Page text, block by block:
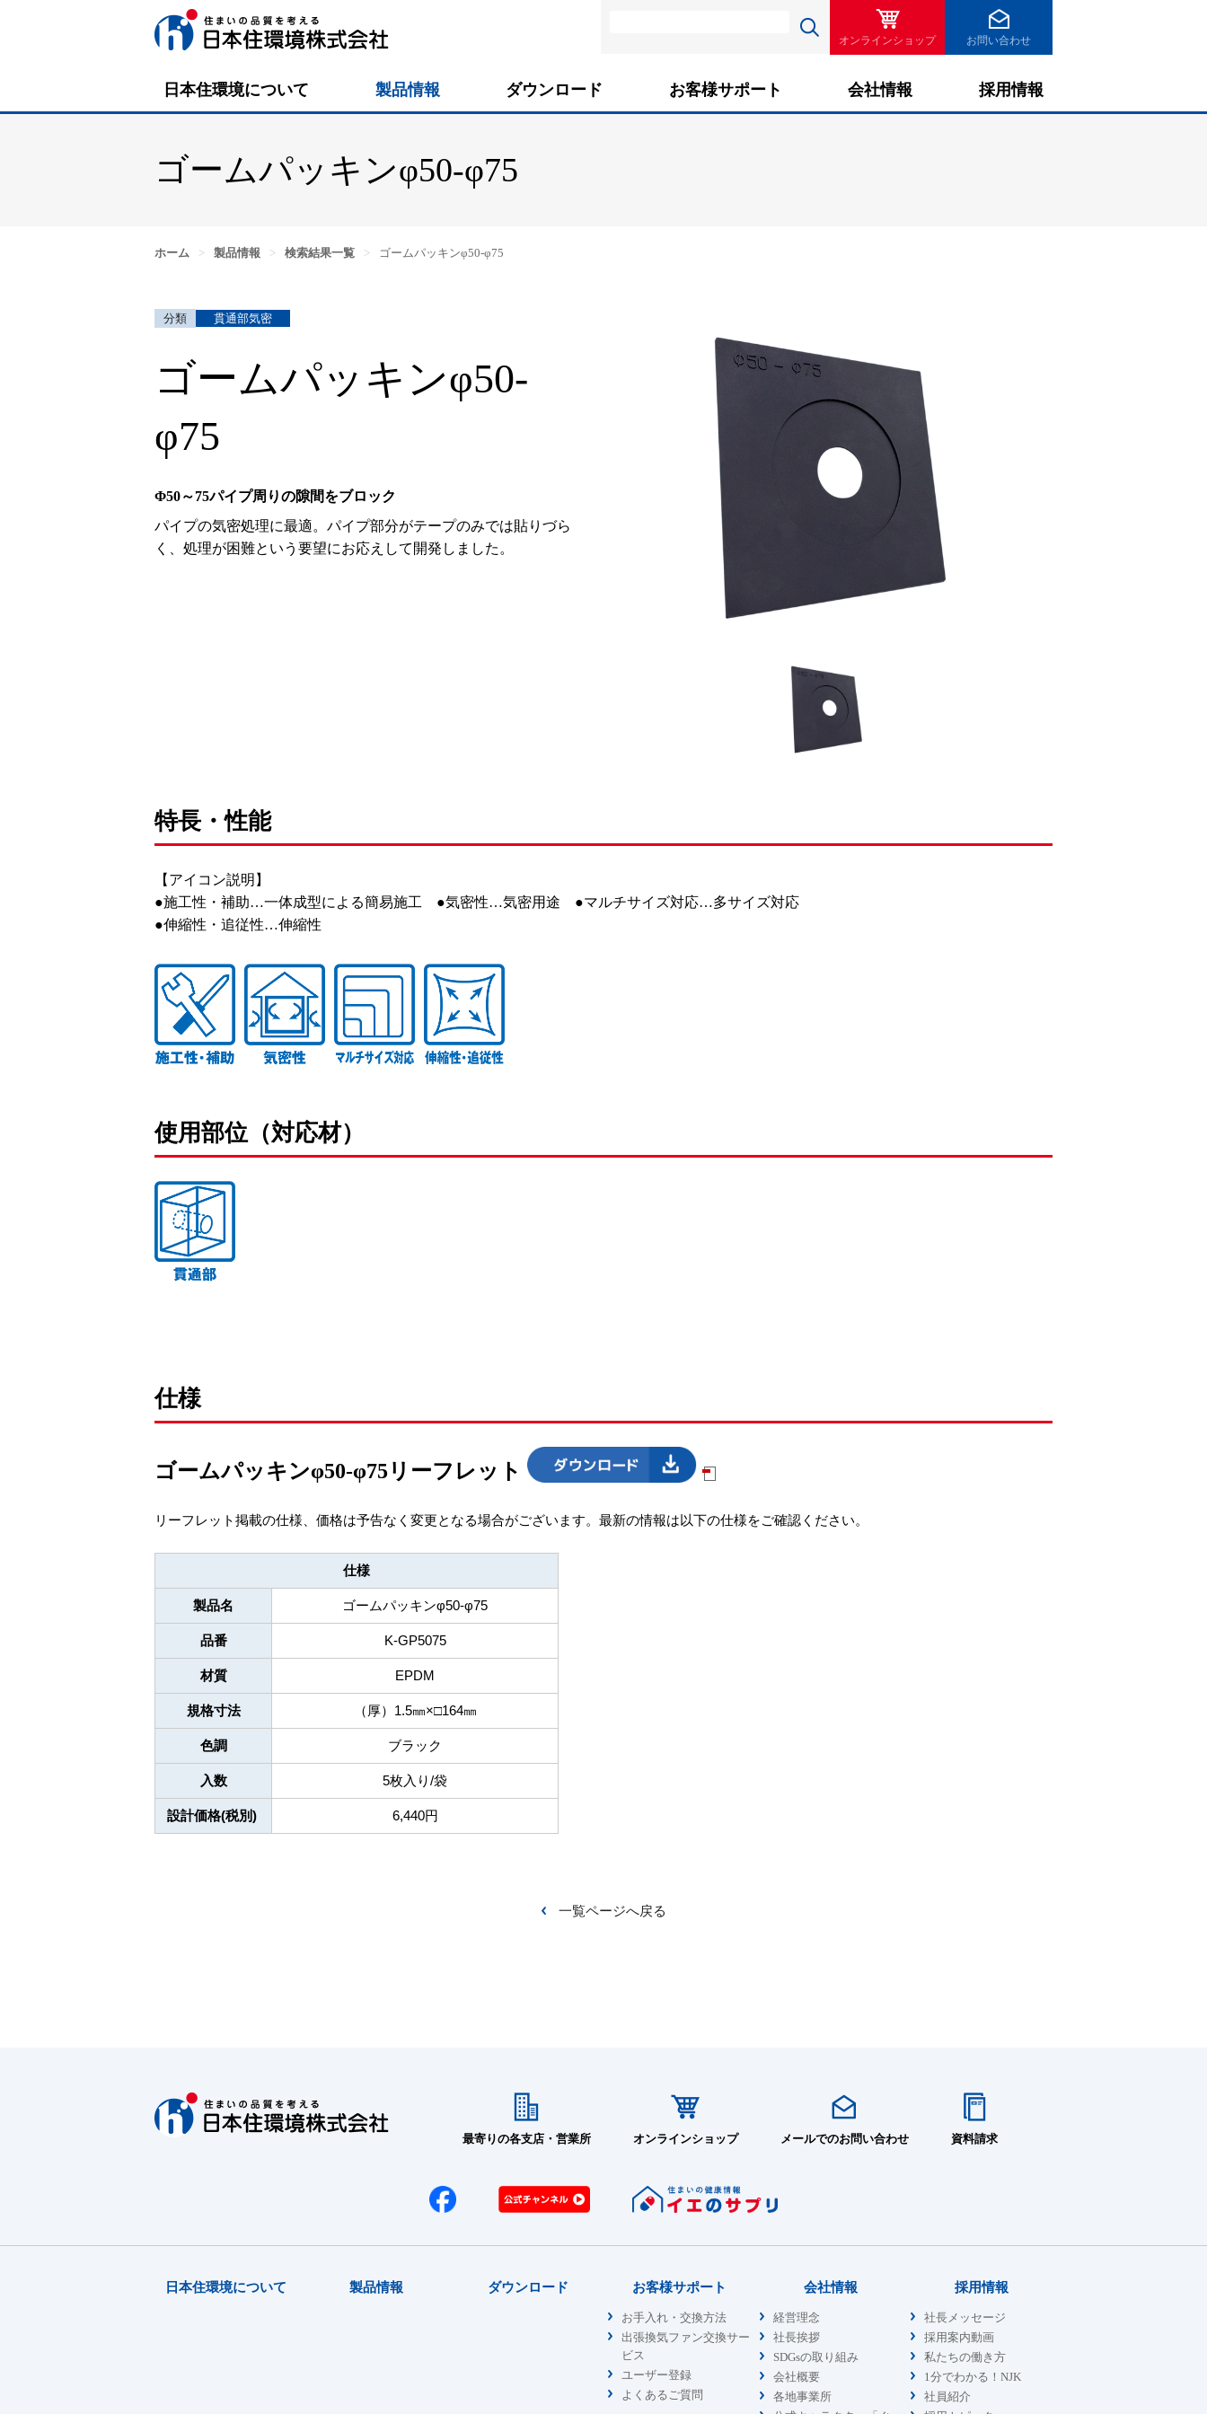
検索
オンラインショップ お問い合わせ
日本住環境について 製品情報 ダウンロード お客様サポート 会社情報 採用情報
ゴームパッキンφ50-φ75
ホーム > 製品情報 > 検索結果一覧 > ゴームパッキンφ50-φ75
貫通部気密
ゴームパッキンφ50-
φ75
Φ50～75パイプ周りの隙間をブロック
パイプの気密処理に最適。パイプ部分がテープのみでは貼りづら
く、処理が困難という要望にお応えして開発しました。
特長・性能
【アイコン説明】
●施工性・補助…一体成型による簡易施工 ●気密性…気密用途 ●マルチサイズ対応…多サイズ対応
●伸縮性・追従性…伸縮性
使用部位（対応材）
仕様
ゴームパッキンφ50-φ75リーフレット
リーフレット掲載の仕様、価格は予告なく変更となる場合がございます。最新の情報は以下の仕様をご確認ください。
仕様
製品名 ゴームパッキンφ50-φ75
品番 K-GP5075
材質 EPDM
規格寸法 （厚）1.5㎜×□164㎜
色調 ブラック
入数 5枚入り/袋
設計価格(税別) 6,440円
一覧ページへ戻る
最寄りの各支店・営業所 オンラインショップ メールでのお問い合わせ 資料請求
日本住環境について 製品情報 ダウンロード お客様サポート
お手入れ・交換方法
出張換気ファン交換サー
ビス
ユーザー登録
よくあるご質問
会社情報
経営理念
社長挨拶
SDGsの取り組み
会社概要
各地事業所
採用情報
社長メッセージ
採用案内動画
私たちの働き方
1分でわかる！NJK
社員紹介